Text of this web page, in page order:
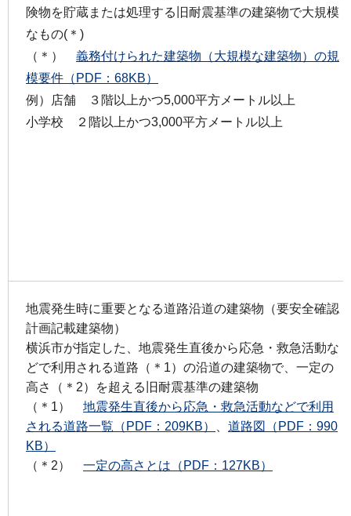
険物を貯蔵または処理する旧耐震基準の建築物で大規模
なもの(＊)
（＊） 義務付けられた建築物（大規模な建築物）の規
模要件（PDF：68KB）
例）店舗 ３階以上かつ5,000平方メートル以上
小学校 ２階以上かつ3,000平方メートル以上
地震発生時に重要となる道路沿道の建築物（要安全確認
計画記載建築物）
横浜市が指定した、地震発生直後から応急・救急活動な
どで利用される道路（＊1）の沿道の建築物で、一定の
高さ（＊2）を超える旧耐震基準の建築物
（＊1） 地震発生直後から応急・救急活動などで利用
される道路一覧（PDF：209KB）
道路図（PDF：990
KB）
（＊2） 一定の高さとは（PDF：127KB）